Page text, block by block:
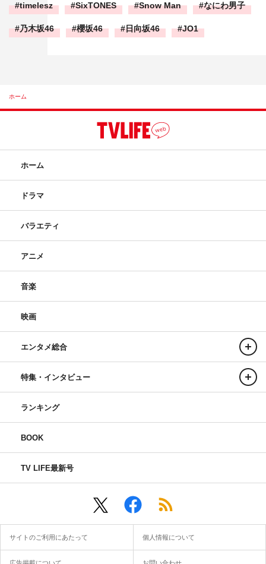
timelesz SixTONES Snow Man なにわ男子
乃木坂46 櫻坂46 日向坂46 JO1
ホーム
ホーム
ドラマ
バラエティ
アニメ
音楽
映画
エンタメ総合
特集・インタビュー
ランキング
BOOK
TV LIFE最新号
サイトのご利用にあたって 個人情報について